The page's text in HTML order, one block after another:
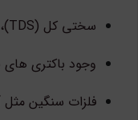
سختی کل (TDS)، شوری و EC
وجود باکتری های
فلزات سنگین مثل